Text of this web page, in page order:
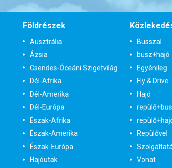
Földrészek
Ausztrália
Ázsia
Csendes-Óceáni Szigetvilág
Dél-Afrika
Dél-Amerika
Dél-Európa
Észak-Afrika
Észak-Amerika
Észak-Európa
Hajóutak
Busszal
busz+hajó
Egyénileg
Fly & Drive
Hajó
Repülővel
Vonat